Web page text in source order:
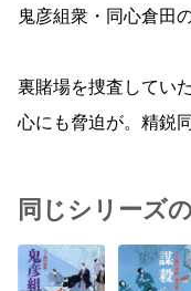
鬼彦組衆・同心倉田
裏賭場を捜査してい
心にも脅迫が。精鋭
同じシリーズ